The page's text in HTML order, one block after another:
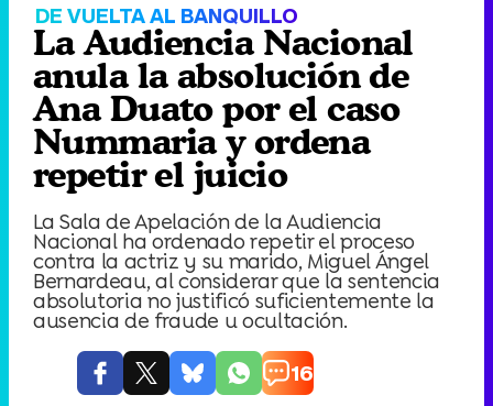
DE VUELTA AL BANQUILLO
La Audiencia Nacional
anula la absolución de
Ana Duato por el caso
Nummaria y ordena
repetir el juicio
La Sala de Apelación de la Audiencia
Nacional ha ordenado repetir el proceso
contra la actriz y su marido, Miguel Ángel
Bernardeau, al considerar que la sentencia
absolutoria no justificó suficientemente la
ausencia de fraude u ocultación.
16